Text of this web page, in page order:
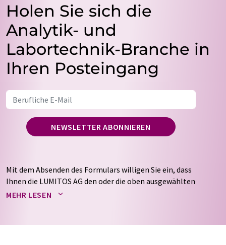
Holen Sie sich die
Analytik- und
Labortechnik-Branche in
Ihren Posteingang
NEWSLETTER ABONNIEREN
Mit dem Absenden des Formulars willigen Sie ein, dass
Ihnen die LUMITOS AG den oder die oben ausgewählten
Newsletter per E-Mail zusendet. Ihre Daten werden
auf Basis unsererDatenschutzerklärung. LUMITOS darf
MEHR LESEN